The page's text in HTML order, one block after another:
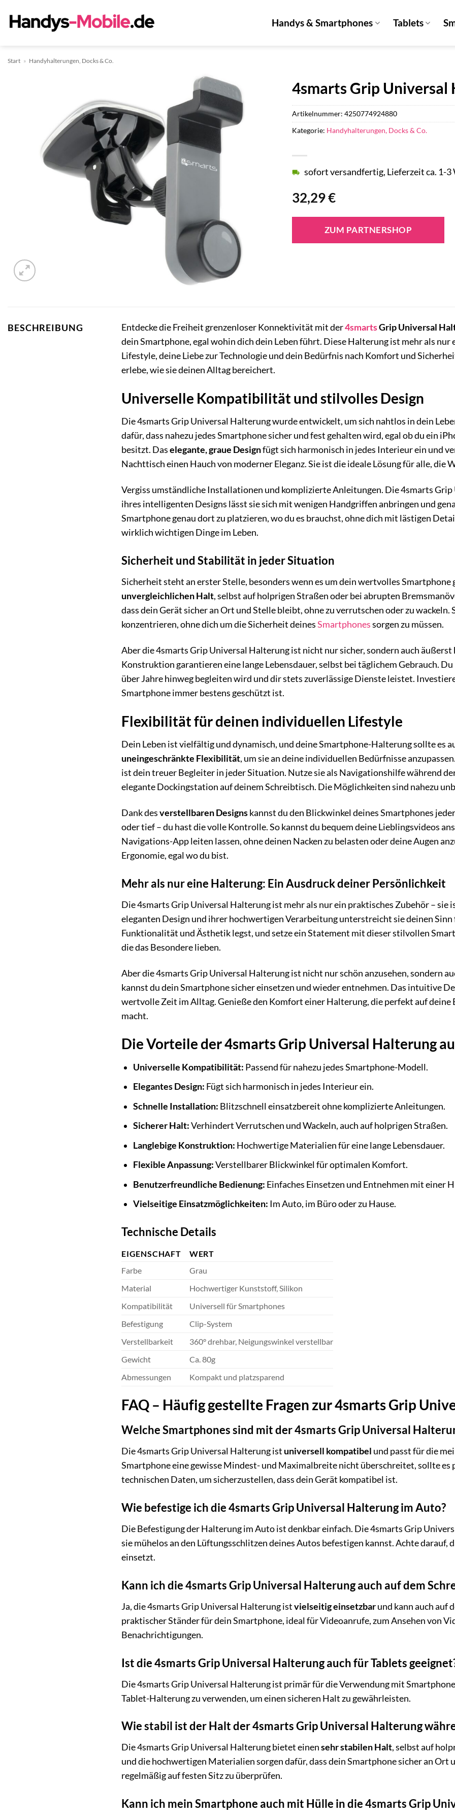
Inhalt
Handys & Smartphones Tablets
Start » Handyhalterungen, Docks & Co.
4smarts Grip Universal
32,29€
sofort versandfertig, Lieferzeit ca. 1-3
ZUM PARTNERSHOP
Artikelnummer: 4250774924880
Kategorie: Handyhalterungen, Docks & Co.
BESCHREIBUNG Entdecke die Freiheit grenzenloser Konnektivität mit der4smartsGrip Universal
dein Smartphone, egal wohin dich dein Leben führt. Diese Halterung ist mehr als
Lifestyle, deine Liebe zur Technologie und dein Bedürfnis nach Komfort und
erlebe, wie sie deinen Alltag bereichert.
Universelle Kompatibilität und stilvolles Design
Die 4smarts Grip Universal Halterung wurde entwickelt, um sich nahtlos in dein
dafür, dass nahezu jedes Smartphone sicher und fest gehalten wird, egal ob du ein
besitzt. Daselegante, graue Designfügt sich harmonisch in jedes Interieur ein und
Nachttisch einen Hauch von moderner Eleganz. Sie ist die ideale Lösung für alle,
Vergiss umständliche Installationen und komplizierte Anleitungen. Die 4smarts
ihres intelligenten Designs lässt sie sich mit wenigen Handgriffen anbringen und
Smartphone genau dort zu platzieren, wo du es brauchst, ohne dich mit lästigen
wirklich wichtigen Dinge im Leben.
Sicherheit und Stabilität in jeder Situation
Sicherheit steht an erster Stelle, besonders wenn es um dein wertvolles
unvergleichlichen Halt, selbst auf holprigen Straßen oder bei abrupten
dass dein Gerät sicher an Ort und Stelle bleibt, ohne zu verrutschen oder zu wackeln.
konzentrieren, ohne dich um die Sicherheit deinesSmartphonessorgen zu müssen.
Aber die 4smarts Grip Universal Halterung ist nicht nur sicher, sondern auch äußerst
Konstruktion garantieren eine lange Lebensdauer, selbst bei täglichem Gebrauch.
über Jahre hinweg begleiten wird und dir stets zuverlässige Dienste leistet.
Smartphone immer bestens geschützt ist.
Flexibilität für deinen individuellen Lifestyle
Dein Leben ist vielfältig und dynamisch, und deine Smartphone-Halterung sollte es
uneingeschränkte Flexibilität, um sie an deine individuellen Bedürfnisse
ist dein treuer Begleiter in jeder Situation. Nutze sie als Navigationshilfe während
elegante Dockingstation auf deinem Schreibtisch. Die Möglichkeiten sind nahezu
Dank desverstellbaren Designskannst du den Blickwinkel deines Smartphones
oder tief – du hast die volle Kontrolle. So kannst du bequem deine Lieblingsvideos
Navigations-App leiten lassen, ohne deinen Nacken zu belasten oder deine Augen
Ergonomie, egal wo du bist.
Mehr als nur eine Halterung: Ein Ausdruck deiner Persönlichkeit
Die 4smarts Grip Universal Halterung ist mehr als nur ein praktisches Zubehör – sie
eleganten Design und ihrer hochwertigen Verarbeitung unterstreicht sie deinen
Funktionalität und Ästhetik legst, und setze ein Statement mit dieser stilvollen
die das Besondere lieben.
Aber die 4smarts Grip Universal Halterung ist nicht nur schön anzusehen, sondern
kannst du dein Smartphone sicher einsetzen und wieder entnehmen. Das intuitive
wertvolle Zeit im Alltag. Genieße den Komfort einer Halterung, die perfekt auf
macht.
Die Vorteile der 4smarts Grip Universal Halterung
Universelle Kompatibilität: Passend für nahezu jedes Smartphone-Modell.
Elegantes Design: Fügt sich harmonisch in jedes Interieur ein.
Schnelle Installation: Blitzschnell einsatzbereit ohne komplizierte Anleitungen.
Sicherer Halt:Verhindert Verrutschen und Wackeln, auch auf holprigen Straßen.
Langlebige Konstruktion: Hochwertige Materialien für eine lange Lebensdauer.
Flexible Anpassung:Verstellbarer Blickwinkel für optimalen Komfort.
Benutzerfreundliche Bedienung: Einfaches Einsetzen und Entnehmen mit einer
Vielseitige Einsatzmöglichkeiten: Im Auto, im Büro oder zu Hause.
Technische Details
EIGENSCHAFT
WERT
Farbe
Grau
Material
Hochwertiger Kunststoff, Silikon
Kompatibilität
Universell für Smartphones
Befestigung
Clip-System
Verstellbarkeit
360° drehbar, Neigungswinkel verstellbar
Gewicht
Ca. 80g
Abmessungen
Kompakt und platzsparend
FAQ – Häufig gestellte Fragen zur 4smarts Grip
Welche Smartphones sind mit der 4smarts Grip Universal
Die 4smarts Grip Universal Halterung ist universell kompatibel und passt für die
Smartphone eine gewisse Mindest- und Maximalbreite nicht überschreitet, sollte
technischen Daten, um sicherzustellen, dass dein Gerät kompatibel ist.
Wie befestige ich die 4smarts Grip Universal Halterung im Auto?
Die Befestigung der Halterung im Auto ist denkbar einfach. Die 4smarts Grip
sie mühelos an den Lüftungsschlitzen deines Autos befestigen kannst. Achte
einsetzt.
Kann ich die 4smarts Grip Universal Halterung auch auf dem
Ja, die 4smarts Grip Universal Halterung istvielseitig einsetzbarund kann auch auf
praktischer Ständer für dein Smartphone, ideal für Videoanrufe, zum Ansehen von
Benachrichtigungen.
Ist die 4smarts Grip Universal Halterung auch für Tablets
Die 4smarts Grip Universal Halterung ist primär für die Verwendung mit
Tablet-Halterung zu verwenden, um einen sicheren Halt zu gewährleisten.
Wie stabil ist der Halt der 4smarts Grip Universal Halterung
Die 4smarts Grip Universal Halterung bietet einensehr stabilen Halt, selbst auf
und die hochwertigen Materialien sorgen dafür, dass dein Smartphone sicher an
regelmäßig auf festen Sitz zu überprüfen.
Kann ich mein Smartphone auch mit Hülle in die 4smarts Grip